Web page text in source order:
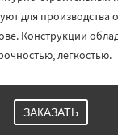
для производства
Конструкции
легкостью.
ЗАКАЗАТЬ